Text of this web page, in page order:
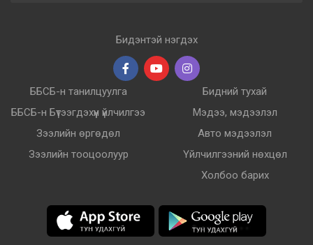
Бидэнтэй нэгдэх
ББСБ-н танилцуулга
ББСБ-н Бүтээгдэхүүн үйлчилгээ
Зээлийн өргөдөл
Зээлийн тооцоолуур
Бидний тухай
Мэдээ, мэдээлэл
Авто мэдээлэл
Үйлчилгээний нөхцөл
Холбоо барих